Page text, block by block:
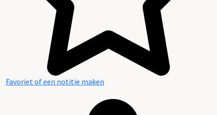
Favoriet of een notitie maken